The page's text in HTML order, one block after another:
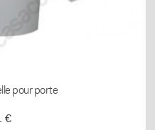
pour porte
€